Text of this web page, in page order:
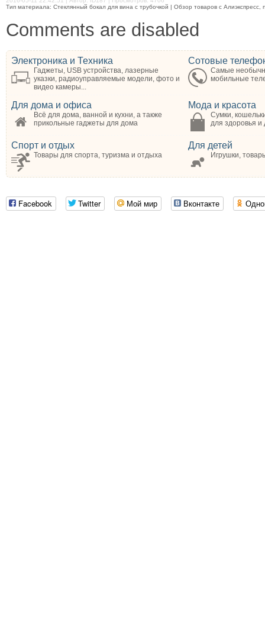
Тип материала: Стеклянный бокал для вина с трубочкой | Обзор товаров с
Comments are disabled
Электроника и Техника
Гаджеты, USB устройства, лазерные
указки, радиоуправляемые модели, фото и
видео камеры...
Сотовые
Самые
мобильные
Для дома и офиса
Всё для дома, ванной и кухни, а также
прикольные гаджеты для дома
Мода и красота
Сумки,
для здоровья и
Спорт и отдых
Товары для спорта, туризма и отдыха
Для детей
Игрушки,
Facebook Twitter Мой мир Вконтакте